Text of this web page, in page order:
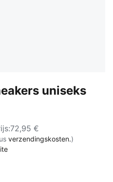
uniseks
:72,95 €
verzendingskosten.)
White